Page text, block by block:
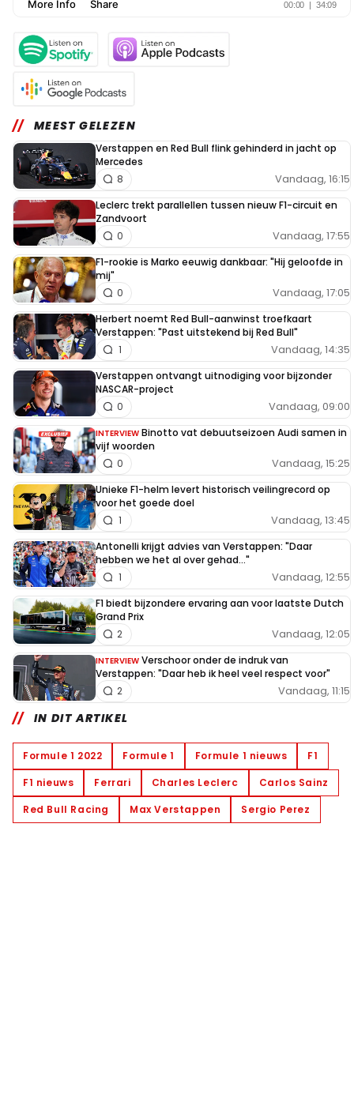
MEEST GELEZEN
Verstappen en Red Bull flink gehinderd in jacht op
Mercedes
Vandaag, 16:15
8
Leclerc trekt parallellen tussen nieuw F1-circuit en
Zandvoort
Vandaag, 17:55
0
F1-rookie is Marko eeuwig dankbaar: "Hij geloofde in
mij"
Vandaag, 17:05
0
Herbert noemt Red Bull-aanwinst troefkaart
Verstappen: "Past uitstekend bij Red Bull"
Vandaag, 14:35
1
Verstappen ontvangt uitnodiging voor bijzonder
NASCAR-project
Vandaag, 09:00
0
INTERVIEW Binotto vat debuutseizoen Audi samen in
vijf woorden
Vandaag, 15:25
0
Unieke F1-helm levert historisch veilingrecord op
voor het goede doel
Vandaag, 13:45
1
Antonelli krijgt advies van Verstappen: "Daar
hebben we het al over gehad..."
Vandaag, 12:55
1
F1 biedt bijzondere ervaring aan voor laatste Dutch
Grand Prix
Vandaag, 12:05
2
INTERVIEW Verschoor onder de indruk van
Verstappen: "Daar heb ik heel veel respect voor"
Vandaag, 11:15
2
IN DIT ARTIKEL
Formule 1 2022 Formule 1 Formule 1 nieuws
F1
F1 nieuws
Ferrari Charles Leclerc
Carlos Sainz
Red Bull Racing
Max Verstappen Sergio Perez